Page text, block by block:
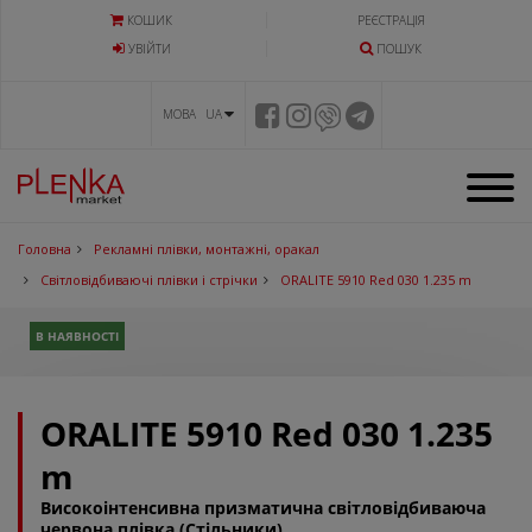
КОШИК
РЕЄСТРАЦІЯ
УВIЙТИ
ПОШУК
МОВА UA
Головна
Рекламні плівки, монтажні, оракал
Світловідбиваючі плівки і стрічки
ORALITE 5910 Red 030 1.235 m
В НАЯВНОСТІ
ORALITE 5910 Red 030 1.235
m
Високоінтенсивна призматична світловідбиваюча